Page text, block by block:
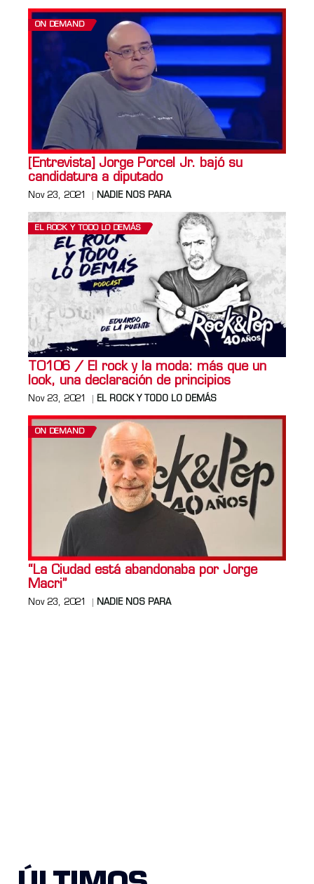
ON DEMAND
[Entrevista] Jorge Porcel Jr. bajó su
candidatura a diputado
Nov 23, 2021 NADIE NOS PARA
EL ROCK Y TODO LO DEMÁS
T0106 / El rock y la moda: más que un
look, una declaración de principios
Nov 23, 2021 EL ROCK Y TODO LO DEMÁS
ON DEMAND
“La Ciudad está abandonaba por Jorge
Macri”
Nov 23, 2021 NADIE NOS PARA